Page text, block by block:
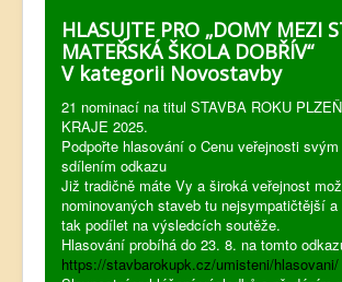
HLASUJTE PRO „DOMY MEZI
MATEŘSKÁ ŠKOLA DOBŘÍV“
V kategorii Novostavby
21 nominací na titul STAVBA ROKU
KRAJE 2025.
Podpořte hlasování o Cenu veřejnosti
sdílením odkazu
Již tradičně máte Vy a široká veřejnost
nominovaných staveb tu nejsympatičtější
tak podílet na výsledcích soutěže.
Hlasování probíhá do 23. 8. na tomto
https://stavbarokupk.cz/umisteni/hlasovani/